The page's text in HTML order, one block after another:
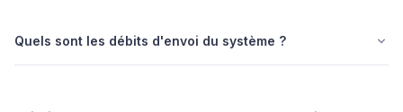
Quels sont les débits d'envoi du système ?